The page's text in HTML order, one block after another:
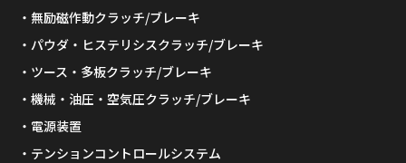
無励磁作動クラッチ/ブレーキ
パウダ・ヒステリシスクラッチ/ブレーキ
ツース・多板クラッチ/ブレーキ
機械・油圧・空気圧クラッチ/ブレーキ
電源装置
テンションコントロールシステム